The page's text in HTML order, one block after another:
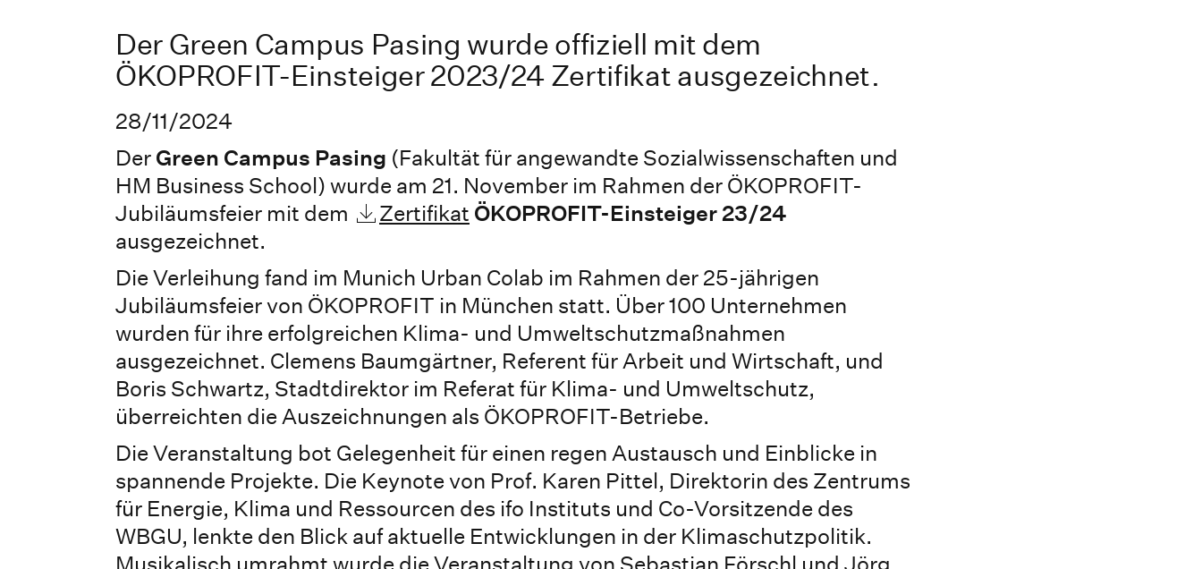
Der Green Campus Pasing wurde offiziell mit dem
ÖKOPROFIT-Einsteiger 2023/24 Zertifikat ausgezeichnet.
28/11/2024
Der Green Campus Pasing (Fakultät für angewandte Sozialwissenschaften und
HM Business School) wurde am 21. November im Rahmen der ÖKOPROFIT-
Jubiläumsfeier mit dem
Zertifikat ÖKOPROFIT-Einsteiger 23/24
ausgezeichnet.
Die Verleihung fand im Munich Urban Colab im Rahmen der 25-jährigen
Jubiläumsfeier von ÖKOPROFIT in München statt. Über 100 Unternehmen
wurden für ihre erfolgreichen Klima- und Umweltschutzmaßnahmen
ausgezeichnet. Clemens Baumgärtner, Referent für Arbeit und Wirtschaft, und
Boris Schwartz, Stadtdirektor im Referat für Klima- und Umweltschutz,
überreichten die Auszeichnungen als ÖKOPROFIT-Betriebe.
Die Veranstaltung bot Gelegenheit für einen regen Austausch und Einblicke in
spannende Projekte. Die Keynote von Prof. Karen Pittel, Direktorin des Zentrums
für Energie, Klima und Ressourcen des ifo Instituts und Co-Vorsitzende des
WBGU, lenkte den Blick auf aktuelle Entwicklungen in der Klimaschutzpolitik.
Musikalisch umrahmt wurde die Veranstaltung von Sebastian Förschl und Jörg